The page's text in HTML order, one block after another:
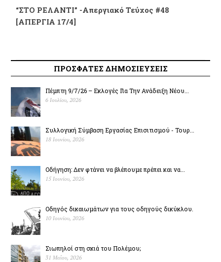
“ΣΤΟ ΡΕΛΑΝΤΙ” -Απεργιακό Τεύχος #48
[ΑΠΕΡΓΙΑ 17/4]
ΠΡΟΣΦΑΤΕΣ ΔΗΜΟΣΙΕΥΣΕΙΣ
Πέμπτη 9/7/26 – Εκλογές Για Την Ανάδειξη Νέου...
6 Ιουλίου, 2026
Συλλογική Σύμβαση Εργασίας Επισιτισμού - Τουρ...
18 Ιουνίου, 2026
Οδήγηση: Δεν φτάνει να βλέπουμε πρέπει και να...
15 Ιουνίου, 2026
Οδηγός δικαιωμάτων για τους οδηγούς δικύκλου.
10 Ιουνίου, 2026
Σιωπηλοί στη σκιά του Πολέµου;
31 Μαΐου, 2026